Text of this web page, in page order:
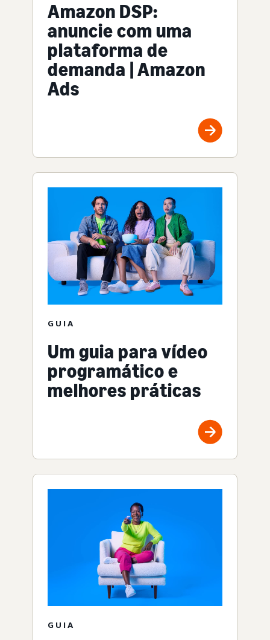
Amazon DSP:
anuncie com uma
plataforma de
demanda | Amazon
Ads
GUIA
Um guia para vídeo
programático e
melhores práticas
GUIA